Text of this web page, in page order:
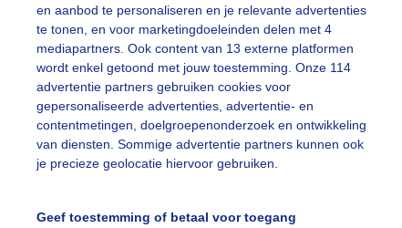
en aanbod te personaliseren en je relevante advertenties
te tonen, en voor marketingdoeleinden delen met 4
mediapartners. Ook content van 13 externe platformen
wordt enkel getoond met jouw toestemming. Onze 114
advertentie partners gebruiken cookies voor
gepersonaliseerde advertenties, advertentie- en
contentmetingen, doelgroepenonderzoek en ontwikkeling
van diensten. Sommige advertentie partners kunnen ook
je precieze geolocatie hiervoor gebruiken.
Geef toestemming of betaal voor toegang
Dilia van Zon Gemaakt: 09-06-2026, 60x bekeken